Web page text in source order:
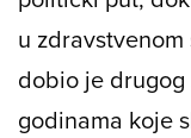
u
dobio je drugog
godinama koje